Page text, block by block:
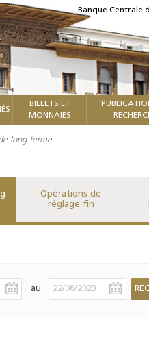
Banque Centrale
BILLETS ET
MONNAIES
long terme
Opérations de
réglage fin
au